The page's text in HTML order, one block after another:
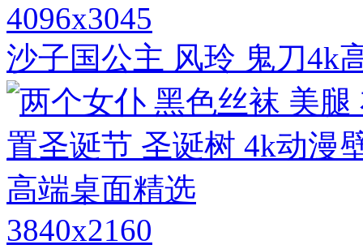
4096x3045
沙子国公主 风玲 鬼刀4k
3840x2160